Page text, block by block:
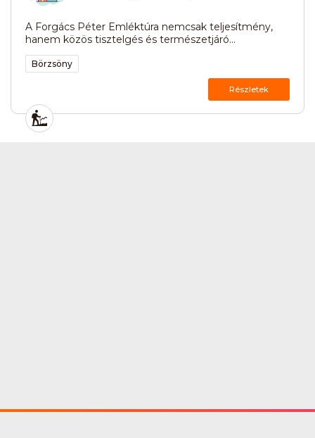
A Forgács Péter Emléktúra nemcsak teljesítmény,
hanem közös tisztelgés és természetjáró...
Börzsöny
Részletek